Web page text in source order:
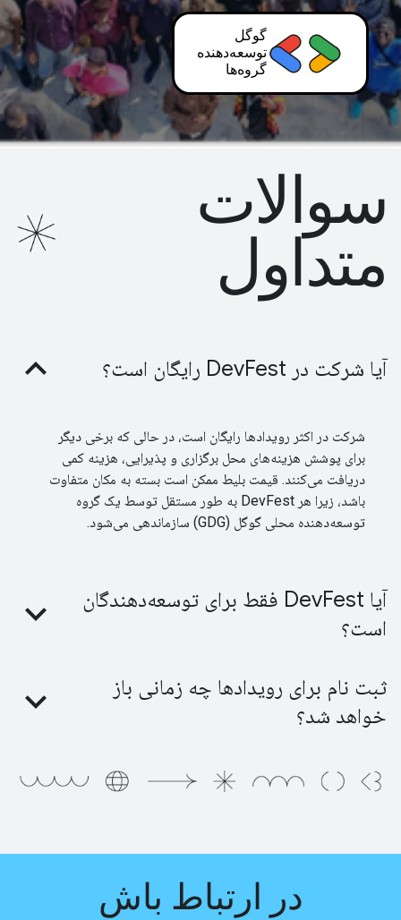
گوگل
توسعه‌دهنده
گروه‌ها
سوالات
متداول
آیا شرکت در DevFest رایگان است؟
شرکت در اکثر رویدادها رایگان است، در حالی که برخی دیگر
برای پوشش هزینه‌های محل برگزاری و پذیرایی، هزینه کمی
دریافت می‌کنند. قیمت بلیط ممکن است بسته به مکان متفاوت
باشد، زیرا هر DevFest به طور مستقل توسط یک گروه
توسعه‌دهنده محلی گوگل (GDG) سازماندهی می‌شود.
آیا DevFest فقط برای توسعه‌دهندگان
است؟
ثبت نام برای رویدادها چه زمانی باز
خواهد شد؟
در ارتباط باش